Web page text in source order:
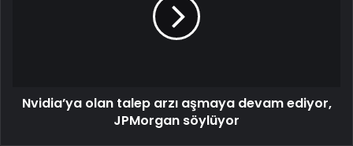
Nvidia’ya olan talep arzı aşmaya devam ediyor,
JPMorgan söylüyor